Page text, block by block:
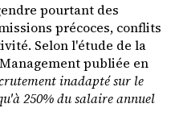
pourtant des
précoces, conflits
Selon l'étude de la
publiée en
inadapté sur le
250% du salaire annuel